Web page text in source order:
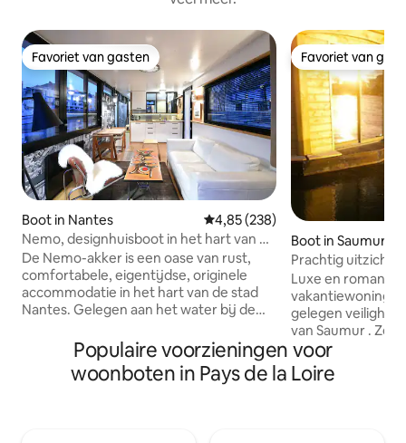
Favoriet van gasten
Favoriet van gasten
Boot in Nantes Gemiddelde beoordeling van
4,85 (238)
Nemo, designhuisboot in het hart van de
stad
De Nemo-akker is een oase van rust,
comfortabele, eigentijdse, originele
accommodatie in het hart van de stad
Nantes. Gelegen aan het water bij de
in het hart van de haven van Erdre. Het
centrum ligt op 5 minuten lopen lopen
lopen. Tramhalte 50 m directe
Favoriet van
Favoriet van
Boot in Saumur
Prachtig uitzicht !
Loire~
Luxe en
vakantiewoning
gelegen
van Saumur . Zelfvoorzienende
woonboot , zeer
kachels,
automatische
Populaire voorzieningen voor
woonboten in Pays de la Loire